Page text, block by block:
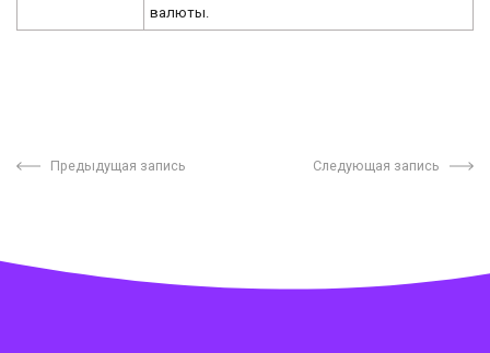
валюты.
Предыдущая запись Следующая запись